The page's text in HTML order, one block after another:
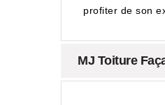
profiter de son
MJ Toiture